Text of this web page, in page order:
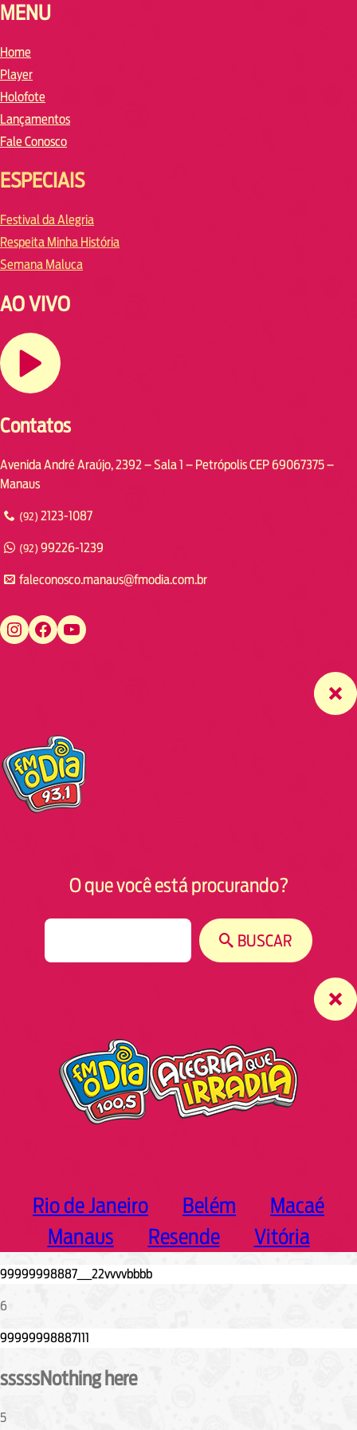
MENU
Home
Player
Holofote
Lançamentos
Fale Conosco
ESPECIAIS
Festival da Alegria
Respeita Minha História
Semana Maluca
AO VIVO
Contatos
Avenida André Araújo, 2392 – Sala 1 – Petrópolis CEP 69067375 –
Manaus
(92) 2123-1087
(92) 99226-1239
faleconosco.manaus@fmodia.com.br
https://www.instagram.com/fmodiamanaus/ https://www.facebook.com/fmodiamanaus https://www.youtube.com/user/radiofmodia
O que você está procurando?
BUSCAR
Rio de Janeiro Belém
Macaé
Manaus
Resende Vitória
6
sssssNothing here
5